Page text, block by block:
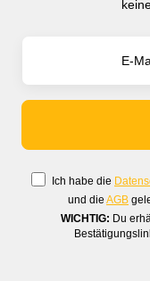
Ich habe die
und die AGB
WICHTIG: Du